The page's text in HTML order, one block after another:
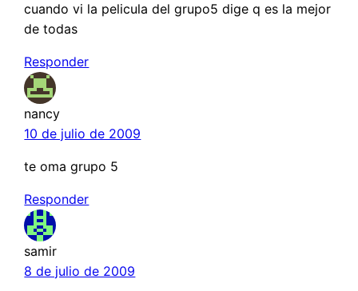
cuando vi la pelicula del grupo5 dige q es la mejor
de todas
Responder
nancy
10 de julio de 2009
te oma grupo 5
Responder
samir
8 de julio de 2009